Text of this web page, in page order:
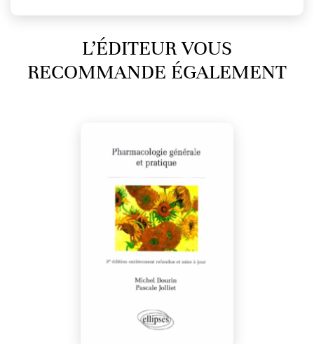
L’ÉDITEUR VOUS
RECOMMANDE ÉGALEMENT